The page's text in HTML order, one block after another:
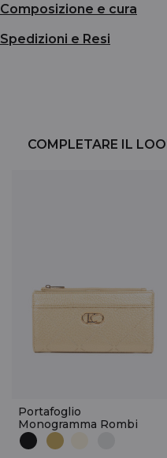
Composizione e cura
Spedizioni e Resi
COMPLETARE IL
Portafoglio
Monogramma Rombi